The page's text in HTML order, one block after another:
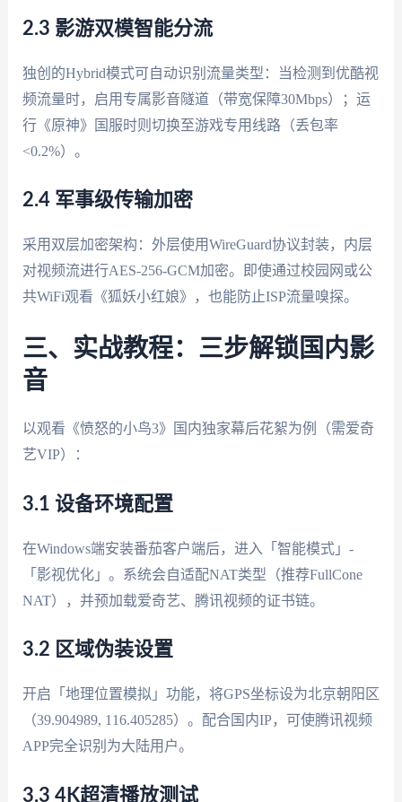
2.3 影游双模智能分流
独创的Hybrid模式可自动识别流量类型：当检测到优酷视
频流量时，启用专属影音隧道（带宽保障30Mbps）；运
行《原神》国服时则切换至游戏专用线路（丢包率
<0.2%）。
2.4 军事级传输加密
采用双层加密架构：外层使用WireGuard协议封装，内层
对视频流进行AES-256-GCM加密。即使通过校园网或公
共WiFi观看《狐妖小红娘》，也能防止ISP流量嗅探。
三、实战教程：三步解锁国内影
音
以观看《愤怒的小鸟3》国内独家幕后花絮为例（需爱奇
艺VIP）：
3.1 设备环境配置
在Windows端安装番茄客户端后，进入「智能模式」-
「影视优化」。系统会自适配NAT类型（推荐FullCone
NAT），并预加载爱奇艺、腾讯视频的证书链。
3.2 区域伪装设置
开启「地理位置模拟」功能，将GPS坐标设为北京朝阳区
（39.904989, 116.405285）。配合国内IP，可使腾讯视频
APP完全识别为大陆用户。
3.3 4K超清播放测试